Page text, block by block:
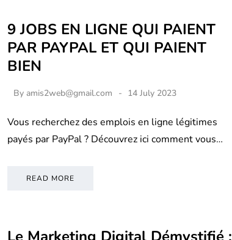
9 JOBS EN LIGNE QUI PAIENT
PAR PAYPAL ET QUI PAIENT
BIEN
By amis2web@gmail.com 14 July 2023
Vous recherchez des emplois en ligne légitimes
payés par PayPal ? Découvrez ici comment vous…
READ MORE